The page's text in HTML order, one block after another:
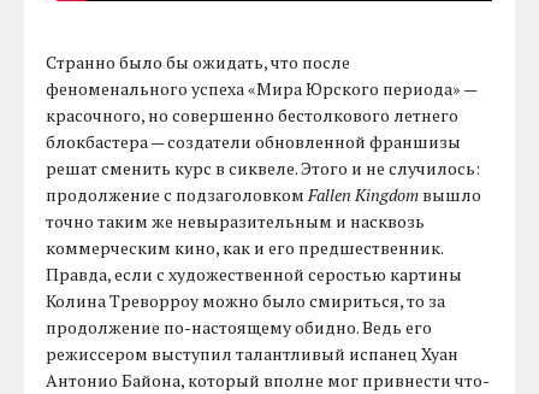
Странно было бы ожидать, что после
феноменального успеха «Мира Юрского периода» —
красочного, но совершенно бестолкового летнего
блокбастера — создатели обновленной франшизы
решат сменить курс в сиквеле. Этого и не случилось:
продолжение с подзаголовкомFallen Kingdom вышло
точно таким же невыразительным и насквозь
коммерческим кино, как и его предшественник.
Правда, если с художественной серостью картины
Колина Треворроу можно было смириться, то за
продолжение по-настоящему обидно. Ведь его
режиссером выступил талантливый испанец Хуан
Антонио Байона, который вполне мог привнести что-